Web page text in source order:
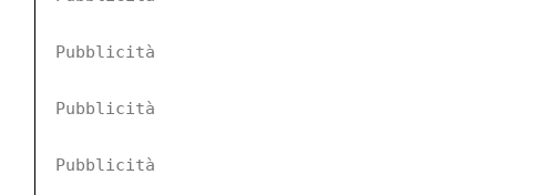
Pubblicità
Pubblicità
Pubblicità